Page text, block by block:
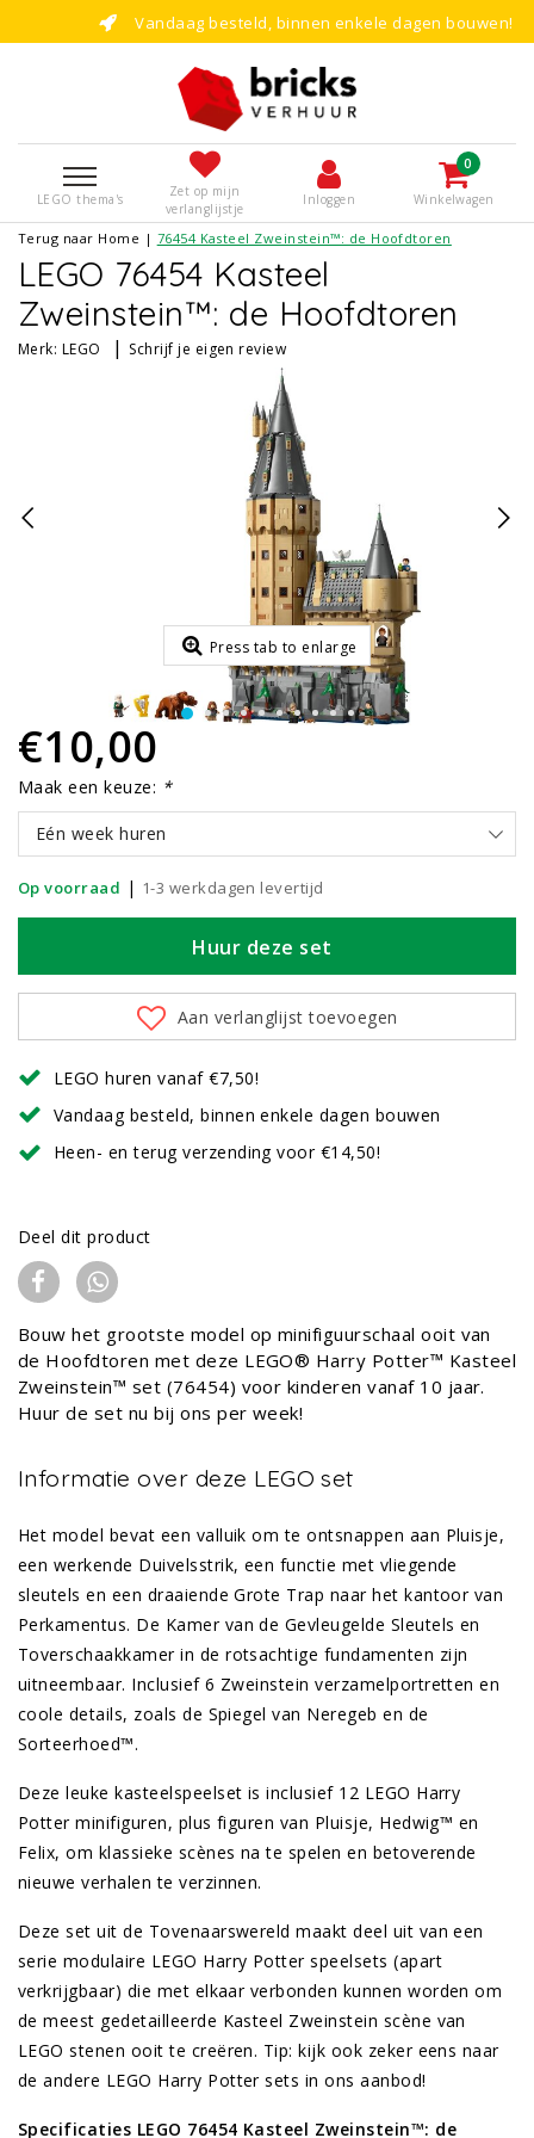
Vandaag besteld, binnen enkele dagen bouwen!
LEGO thema's
Zet op mijn
verlanglijstje
Inloggen
0
Winkelwagen
Terug naar Home | 76454 Kasteel Zweinstein™: de Hoofdtoren
LEGO 76454 Kasteel
Zweinstein™: de Hoofdtoren
Merk: LEGO | Schrijf je eigen review
Press tab to enlarge
€10,00
Maak een keuze: *
Eén week huren
Op voorraad | 1-3 werkdagen levertijd
Huur deze set
Aan verlanglijst toevoegen
LEGO huren vanaf €7,50!
Vandaag besteld, binnen enkele dagen bouwen
Heen- en terug verzending voor €14,50!
Deel dit product
Bouw het grootste model op minifiguurschaal ooit van
de Hoofdtoren met deze LEGO® Harry Potter™ Kasteel
Zweinstein™ set (76454) voor kinderen vanaf 10 jaar.
Huur de set nu bij ons per week!
Informatie over deze LEGO set
Het model bevat een valluik om te ontsnappen aan Pluisje,
een werkende Duivelsstrik, een functie met vliegende
sleutels en een draaiende Grote Trap naar het kantoor van
Perkamentus. De Kamer van de Gevleugelde Sleutels en
Toverschaakkamer in de rotsachtige fundamenten zijn
uitneembaar. Inclusief 6 Zweinstein verzamelportretten en
coole details, zoals de Spiegel van Neregeb en de
Sorteerhoed™.
Deze leuke kasteelspeelset is inclusief 12 LEGO Harry
Potter minifiguren, plus figuren van Pluisje, Hedwig™ en
Felix, om klassieke scènes na te spelen en betoverende
nieuwe verhalen te verzinnen.
Deze set uit de Tovenaarswereld maakt deel uit van een
serie modulaire LEGO Harry Potter speelsets (apart
verkrijgbaar) die met elkaar verbonden kunnen worden om
de meest gedetailleerde Kasteel Zweinstein scène van
LEGO stenen ooit te creëren. Tip: kijk ook zeker eens naar
de andere LEGO Harry Potter sets in ons aanbod!
Specificaties LEGO 76454 Kasteel Zweinstein™: de